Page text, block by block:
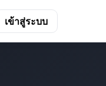
เข้าสู่ระบบ